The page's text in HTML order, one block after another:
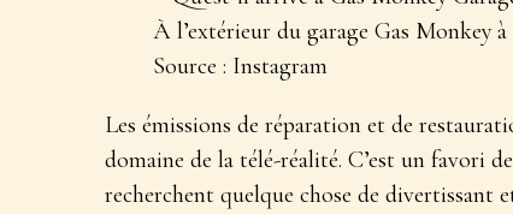
À l’extérieur du garage Gas Monkey
Source : Instagram
Les émissions de réparation et de
domaine de la télé-réalité. C’est un favori
recherchent quelque chose de